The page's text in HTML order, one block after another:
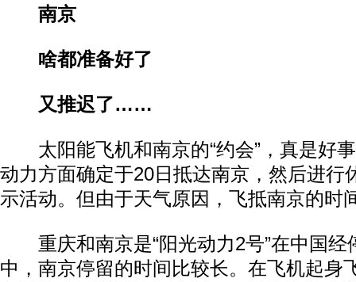
南京
啥都准备好了
又推迟了……
太阳能飞机和南京的“约会”，真是好
动力方面确定于20日抵达南京，然后进行
示活动。但由于天气原因，飞抵南京的时
重庆和南京是“阳光动力2号”在中国经
中，南京停留的时间比较长。在飞机起身